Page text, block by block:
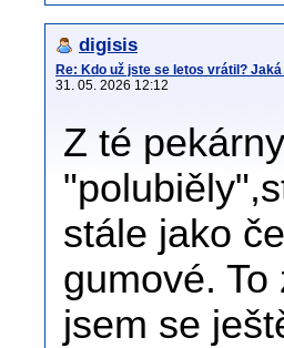
digisis
Re: Kdo už jste se letos vrátil?
31. 05. 2026 12:12
Z té
stále jako
gumové.
jsem se